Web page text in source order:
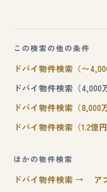
この検索の他の条件
ドバイ物件検索（〜
ドバイ物件検索（4,000
ドバイ物件検索（8,000
ドバイ物件検索（1.2億
ほかの物件検索
ドバイ物件検索 →
ア